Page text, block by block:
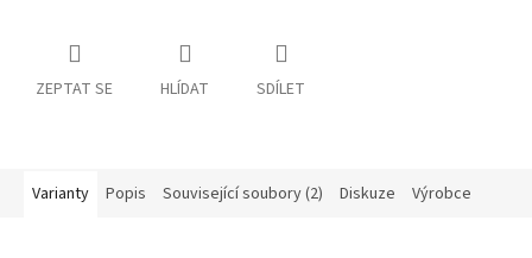
ZEPTAT SE HLÍDAT SDÍLET
Varianty Popis Související soubory (2) Diskuze Výrobce